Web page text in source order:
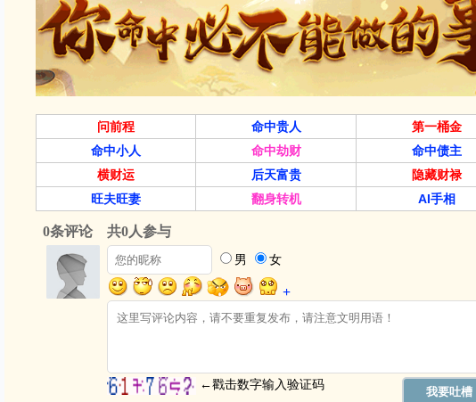
问前程 命中贵人
第一桶金
命中小人
命中劫财
命中债主
横财运
后天富贵
隐藏财禄
旺夫旺妻
翻身转机 AI手相